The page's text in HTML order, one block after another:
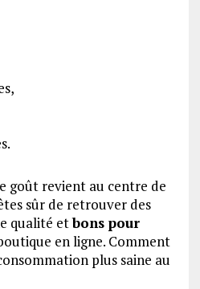
goût revient au centre de
sûr de retrouver des
qualité etbons pour
en ligne. Comment
plus saine au